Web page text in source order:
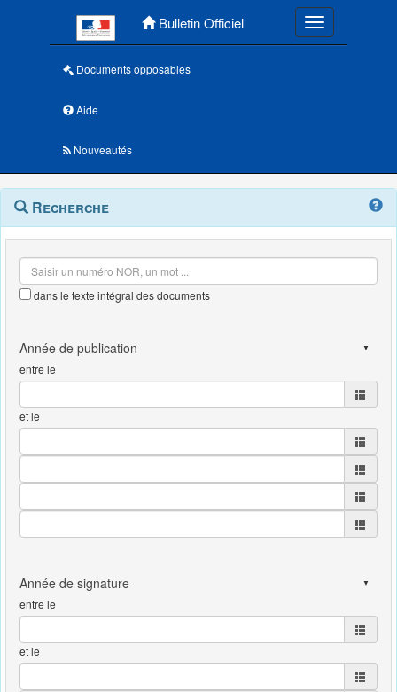
Bulletin Officiel Toggle
Documents opposables
Aide
Nouveautés
Navigation
outils
Menu
contextuel
Recherche
dans le texte intégral des documents
entre le
et le
entre le
et le